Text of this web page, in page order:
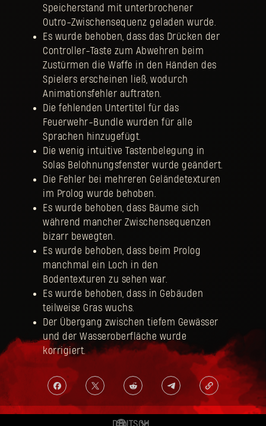
Speicherstand mit unterbrochener
Outro-Zwischensequenz geladen wurde.
Es wurde behoben, dass das Drücken der
Controller-Taste zum Abwehren beim
Zustürmen die Waffe in den Händen des
Spielers erscheinen ließ, wodurch
Animationsfehler auftraten.
Die fehlenden Untertitel für das
Feuerwehr-Bundle wurden für alle
Sprachen hinzugefügt.
Die wenig intuitive Tastenbelegung in
Solas Belohnungsfenster wurde geändert.
Die Fehler bei mehreren Geländetexturen
im Prolog wurde behoben.
Es wurde behoben, dass Bäume sich
während mancher Zwischensequenzen
bizarr bewegten.
Es wurde behoben, dass beim Prolog
manchmal ein Loch in den
Bodentexturen zu sehen war.
Es wurde behoben, dass in Gebäuden
teilweise Gras wuchs.
Der Übergang zwischen tiefem Gewässer
und der Wasseroberfläche wurde
korrigiert.